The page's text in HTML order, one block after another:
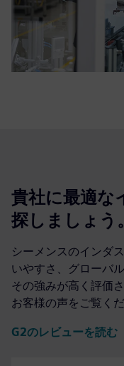
貴社に最適な
探しましょう。
シーメンスのインダ
いやすさ、グローバ
その強みが高く評価
お客様の声をご覧くだ
G2のレビューを読む